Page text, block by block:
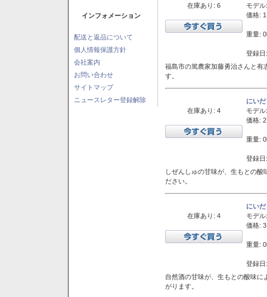
インフォメーション
配送と返品について
個人情報保護方針
会社案内
お問い合わせ
サイトマップ
ニュースレター登録解除
在庫あり: 6
モデル:
価格:
重量:
登録
福島市の篤農家加藤勇治さんと有
す。
在庫あり: 4
にい
モデル:
価格:
重量:
登録
しぜんしゅの甘味が、生もとの
ださい。
在庫あり: 4
にい
モデル:
価格:
重量:
登録
自然酒の甘味が、生もとの酸味
がります。